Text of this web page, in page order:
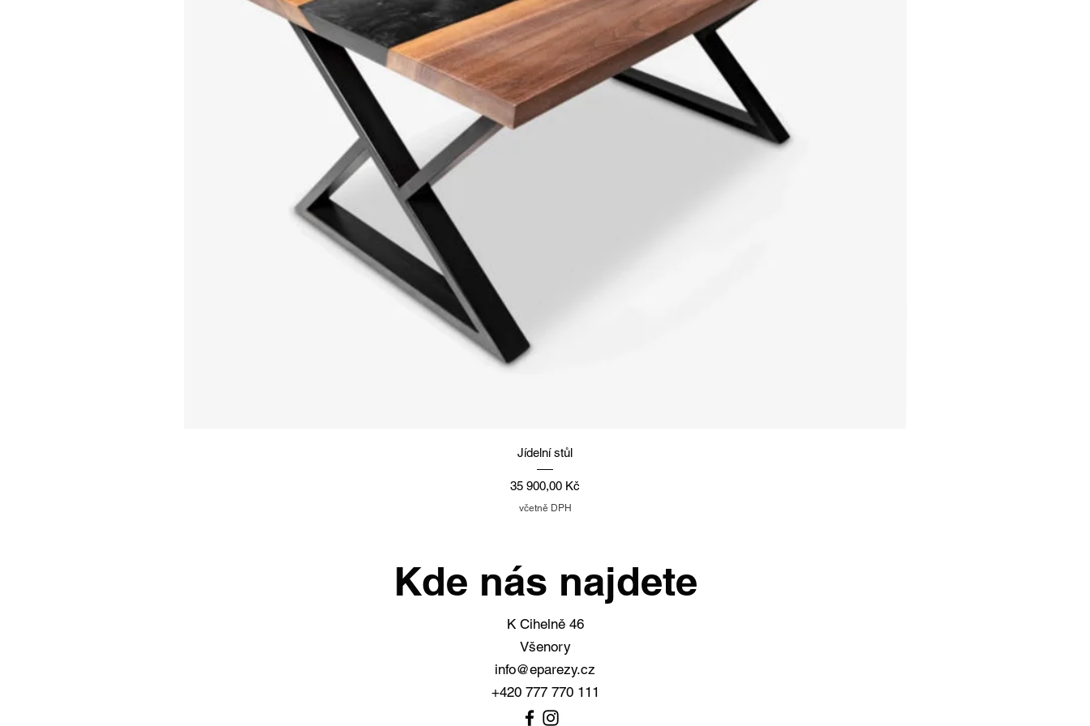
Rychlý náhled
Jídelní stůl
Cena
35 900,00 Kč
včetně DPH
Kde nás najdete
K Cihelně 46
Všenory
info@eparezy.cz
+420 777 770 111